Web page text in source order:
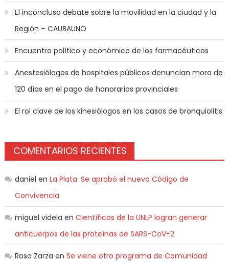
El inconcluso debate sobre la movilidad en la ciudad y la
Región – CAUBAUNO
Encuentro político y económico de los farmacéuticos
Anestesiólogos de hospitales públicos denuncian mora de
120 días en el pago de honorarios provinciales
El rol clave de los kinesiólogos en los casos de bronquiolitis
COMENTARIOS RECIENTES
daniel en La Plata: Se aprobó el nuevo Código de
Convivencia
miguel videla en Científicos de la UNLP logran generar
anticuerpos de las proteínas de SARS-CoV-2
Rosa Zarza en Se viene otro programa de Comunidad